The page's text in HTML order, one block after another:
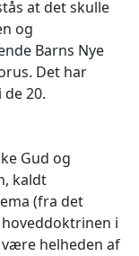
at det skulle
og
Barns Nye
Det har
20.
Gud og
kaldt
(fra det
i
være helheden af